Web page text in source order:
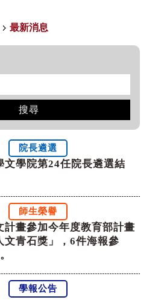
最新消息
搜尋
院長遴選
文學院第24任院長遴選結
師生榮譽
計畫參加今年度教育部計畫
文青石獎」，6件海報參
學報公告